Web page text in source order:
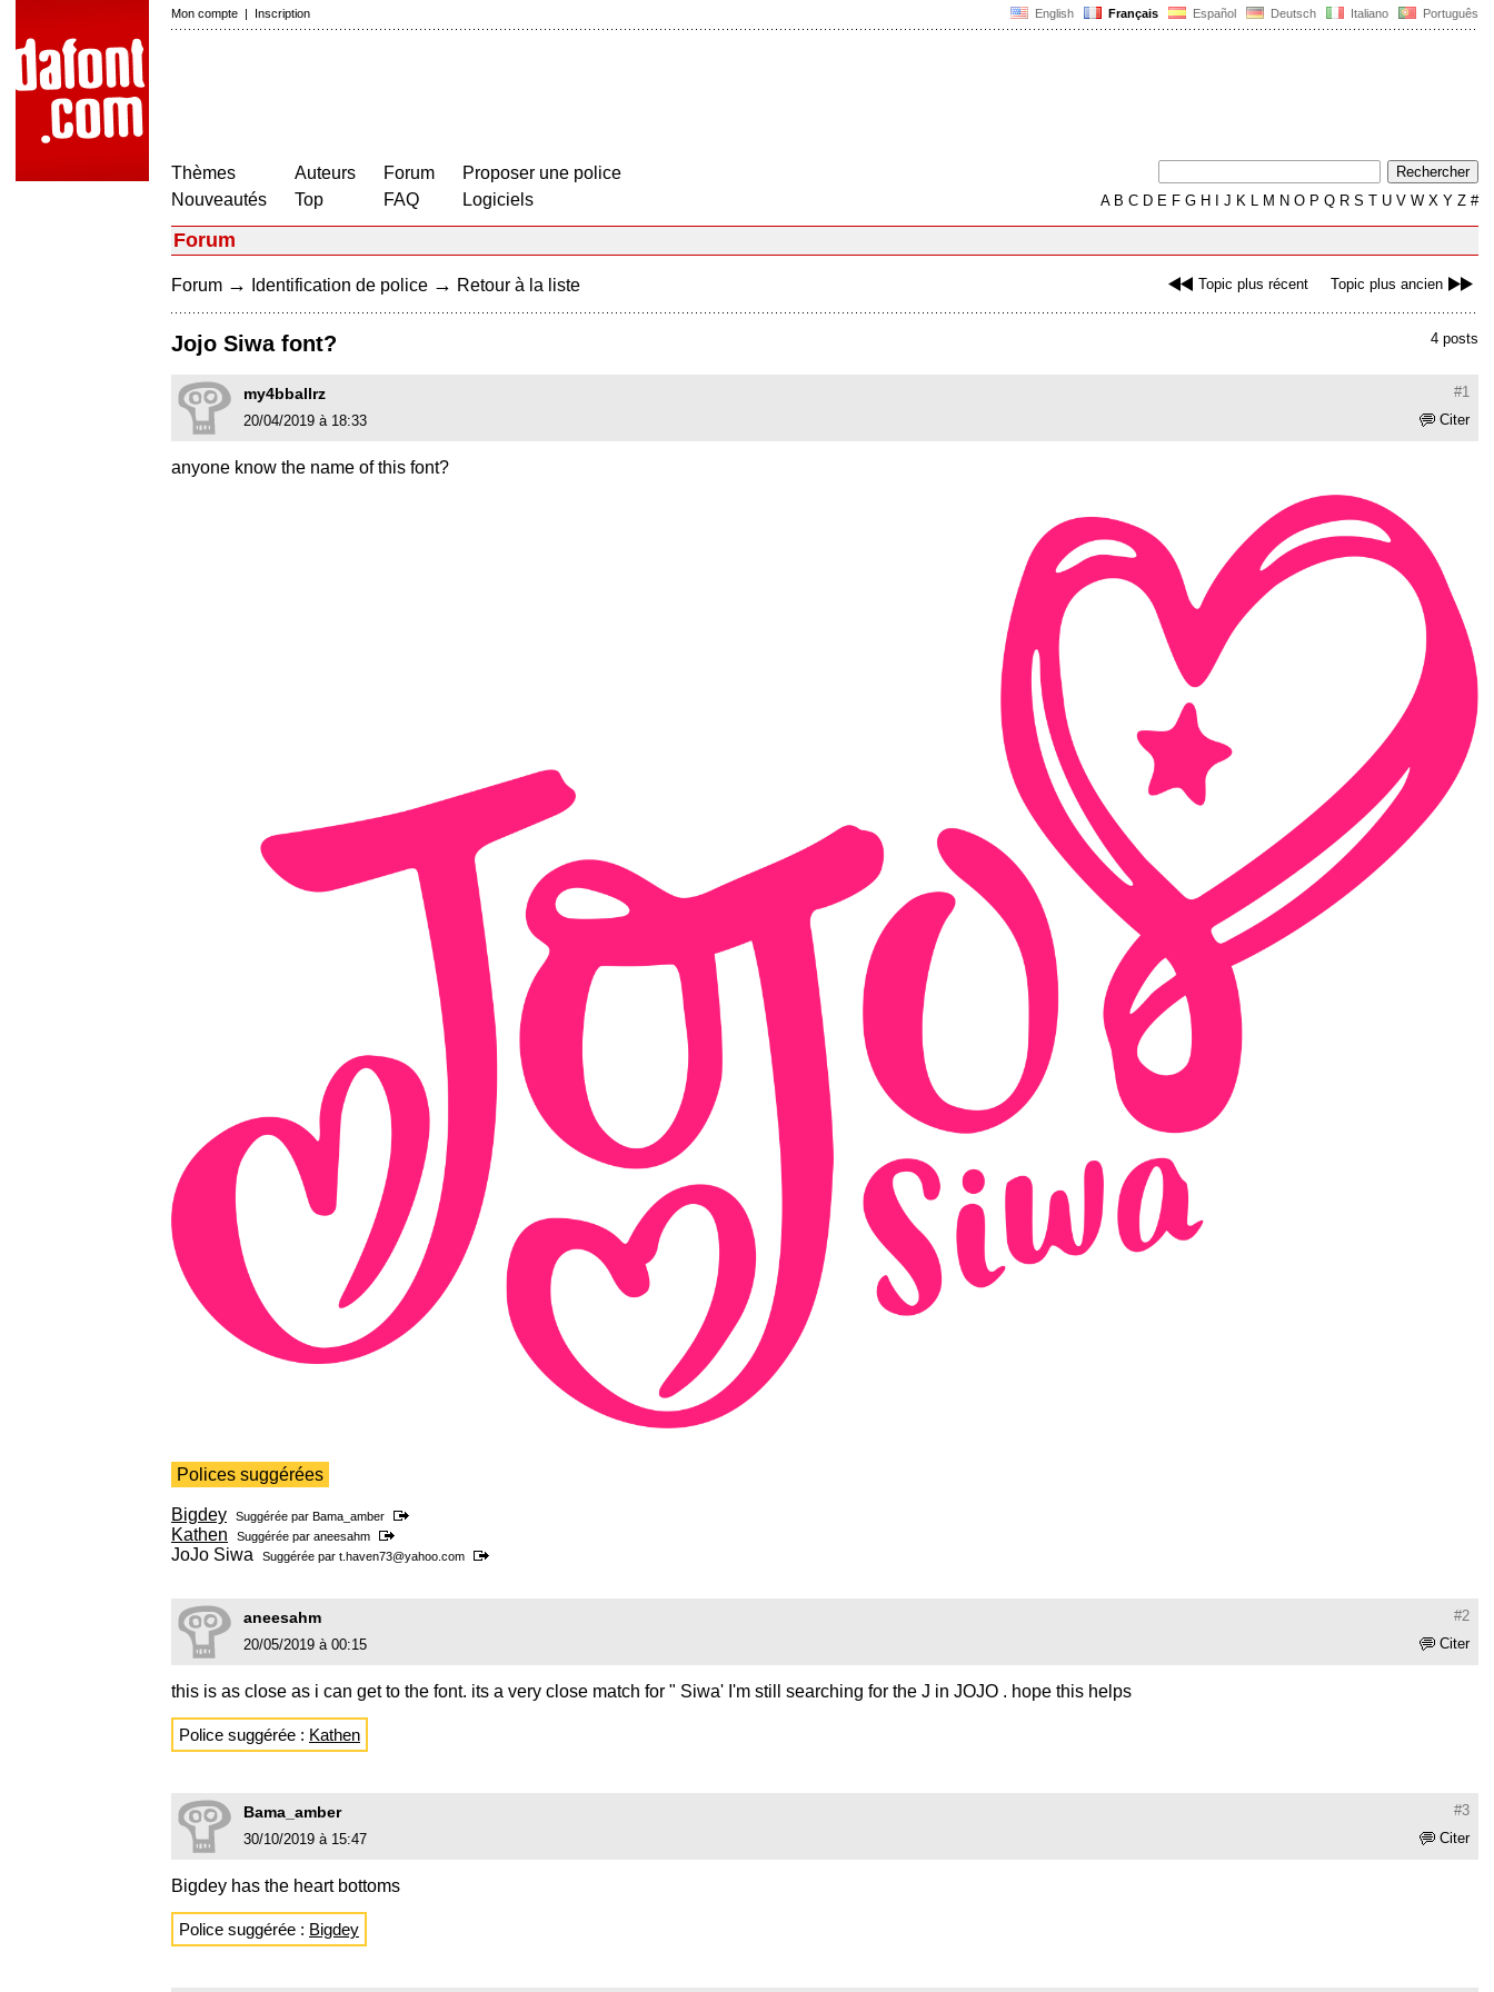
English Français Español Deutsch Italiano Português
Mon compte | Inscription
Thèmes
Nouveautés
Auteurs
Top
Forum
FAQ
Proposer une police
Logiciels
AB C D E F G H J K L M N O P Q R S T U V W X Y Z #
Forum
Topic plus récent Topic plus ancien
Forum → Identification de police → Retour à la liste
4 posts
Jojo Siwa font?
#1
my4bballrz
Citer
20/04/2019 à 18:33
anyone know the name of this font?
Polices suggérées
Bigdey Suggérée par Bama_amber
Kathen Suggérée par aneesahm
JoJo Siwa Suggérée par t.haven73@yahoo.com
#2
aneesahm
Citer
20/05/2019 à 00:15
this is as close as i can get to the font. its a very close match for " Siwa' I'm still searching for the J in JOJO . hope this helps
Police suggérée : Kathen
#3
Bama_amber
Citer
30/10/2019 à 15:47
Bigdey has the heart bottoms
Police suggérée : Bigdey